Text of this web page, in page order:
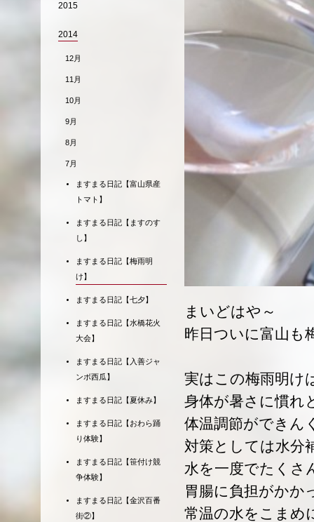
まいどはや～
昨日ついに富山も
実はこの梅雨明け
身体が暑さに慣れ
体温調節ができん
対策としては水分
水を一度でたくさ
胃腸に負担がかか
常温の水をこまめ
2015
2014
12月
11月
10月
9月
8月
7月
ますまる日記【富山県産
トマト】
ますまる日記【ますのす
し】
ますまる日記【梅雨明
け】
ますまる日記【七夕】
ますまる日記【水橋花火
大会】
ますまる日記【入善ジャ
ンボ西瓜】
ますまる日記【夏休み】
ますまる日記【おわら踊
り体験】
ますまる日記【笹付け競
争体験】
ますまる日記【金沢百番
街②】